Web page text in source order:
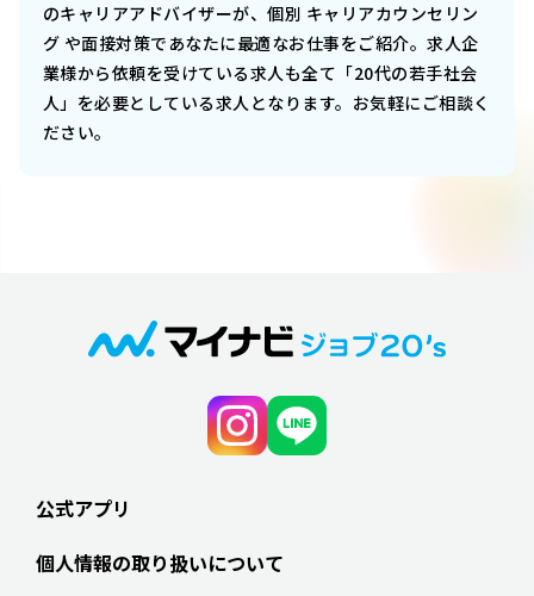
のキャリアアドバイザーが、個別 キャリアカウンセリン
グ や面接対策であなたに最適なお仕事をご紹介。求人企
業様から依頼を受けている求人も全て「20代の若手社会
人」を必要としている求人となります。お気軽にご相談く
ださい。
公式アプリ
個人情報の取り扱いについて